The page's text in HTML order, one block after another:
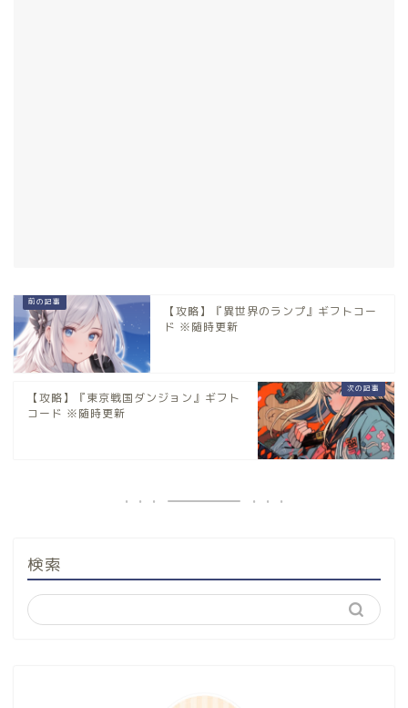
【攻略】『異世界のランプ』ギフトコー
ド ※随時更新
【攻略】『東京戦国ダンジョン』ギフト
コード ※随時更新
検索